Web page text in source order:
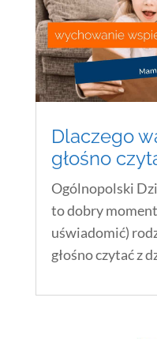
Dlaczego
głośno
Ogólnopolski
to dobry
uświadomić)
głośno czytać z